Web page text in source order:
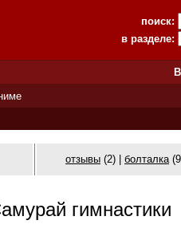
поиск:
в разделе:
отзывы (2) | болталка
гимнастики